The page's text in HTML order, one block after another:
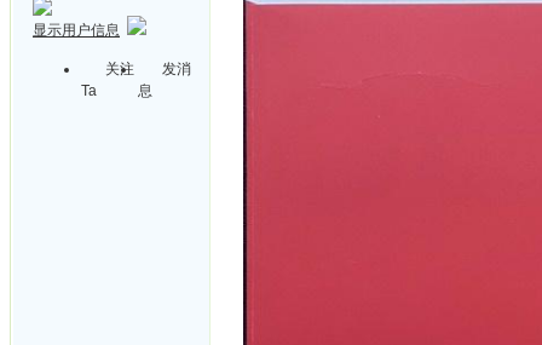
显示用户信息
关注
Ta
发消
息